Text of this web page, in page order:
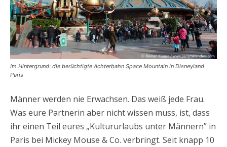
Im Hintergrund: die berüchtigte Achterbahn Space Mountain in Disneyland
Paris
Männer werden nie Erwachsen. Das weiß jede Frau.
Was eure Partnerin aber nicht wissen muss, ist, dass
ihr einen Teil eures „Kultururlaubs unter Männern” in
Paris bei Mickey Mouse & Co. verbringt. Seit knapp 10